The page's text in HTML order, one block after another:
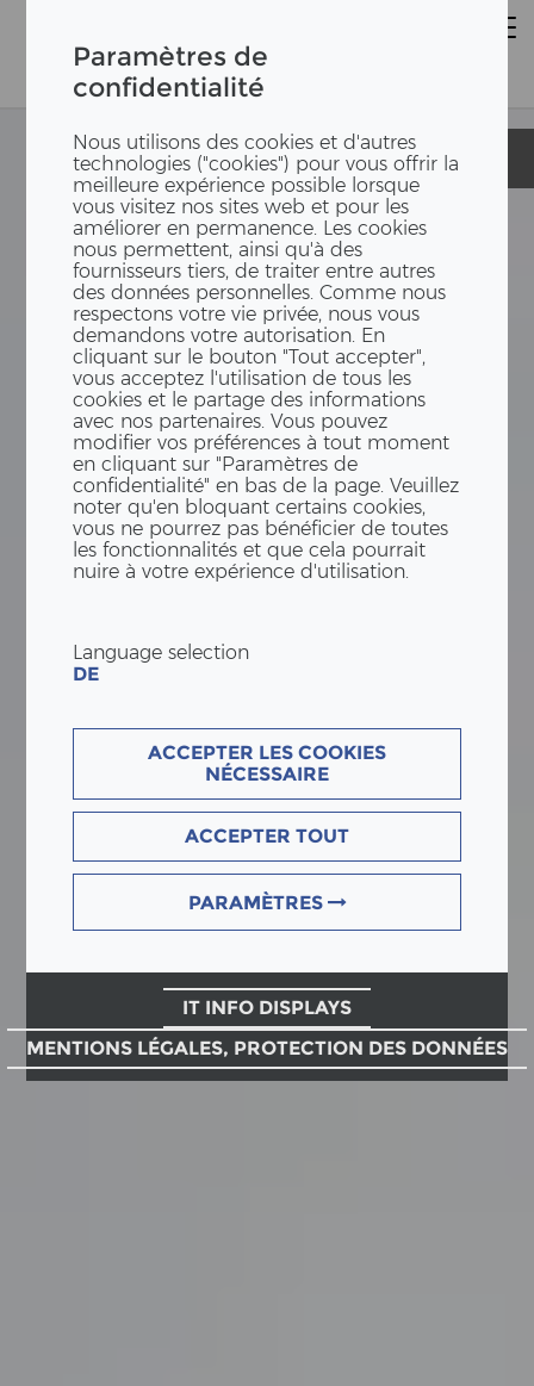
Paramètres de
confidentialité
Nous utilisons des cookies et d'autres
technologies ("cookies") pour vous offrir la
meilleure expérience possible lorsque
vous visitez nos sites web et pour les
améliorer en permanence. Les cookies
nous permettent, ainsi qu'à des
fournisseurs tiers, de traiter entre autres
des données personnelles. Comme nous
respectons votre vie privée, nous vous
demandons votre autorisation. En
cliquant sur le bouton "Tout accepter",
vous acceptez l'utilisation de tous les
cookies et le partage des informations
avec nos partenaires. Vous pouvez
modifier vos préférences à tout moment
en cliquant sur "Paramètres de
confidentialité" en bas de la page. Veuillez
noter qu'en bloquant certains cookies,
vous ne pourrez pas bénéficier de toutes
les fonctionnalités et que cela pourrait
nuire à votre expérience d'utilisation.
Language selection
DE
ACCEPTER LES COOKIES
NÉCESSAIRE
ACCEPTER TOUT
PARAMÈTRES
IT INFO DISPLAYS
MENTIONS LÉGALES, PROTECTION DES DONNÉES
Lycée Nord
Lycée Nord